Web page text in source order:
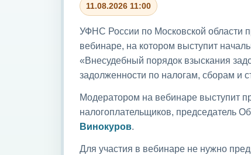
11.08.2026 11:00
УФНС России по Московской области
вебинаре, на котором выступит
«Внесудебный порядок взыскания
задолженности по налогам, сборам и
Модератором на вебинаре выступит
налогоплательщиков, председатель
Винокуров.
Для участия в вебинаре не нужно